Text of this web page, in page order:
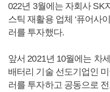
022년 3월에는 자회사 SK
스틱 재활용 업체 ‘퓨어사
러를 투자했다.
앞서 2021년 10월에는 차
배터리 기술 선도기업인
러를 투자하고 공동으로